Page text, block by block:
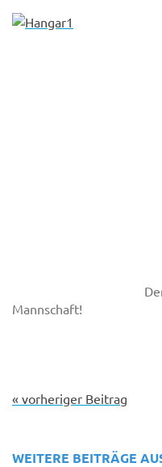
Der Hangar
Mannschaft!
« vorheriger Beitrag
WEITERE BEITRÄGE